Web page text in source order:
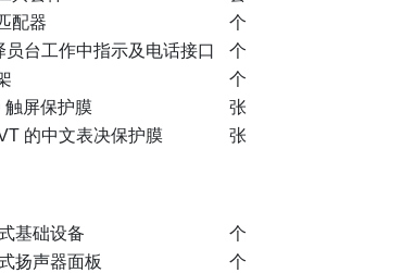
配器
个
员台工作中指示及电话接口
个
个
触屏保护膜
张
的中文表决保护膜 张
基础设备
个
扬声器面板
个